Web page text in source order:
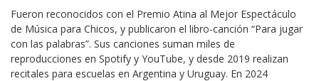
Fueron reconocidos con el Premio Atina al Mejor Espectáculo
de Música para Chicos, y publicaron el libro-canción “Para jugar
con las palabras”. Sus canciones suman miles de
reproducciones en Spotify y YouTube, y desde 2019 realizan
recitales para escuelas en Argentina y Uruguay. En 2024